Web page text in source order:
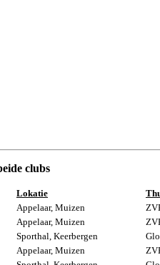
clubs
Lokatie
Appelaar, Muizen
Appelaar, Muizen
Sporthal, Keerbergen
Appelaar, Muizen